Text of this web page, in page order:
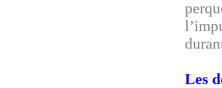
Les